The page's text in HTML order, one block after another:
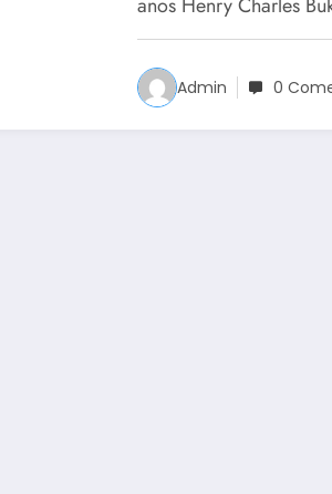
Admin 0